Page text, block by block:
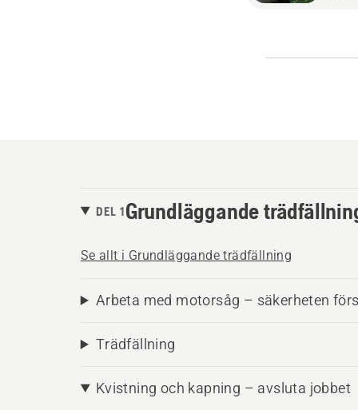
DEL 1Grundläggande
Se allt i Grundläggande trädfällning
Arbeta med motorsåg – säkerheten
Trädfällning
Kvistning och kapning – avsluta jobbet